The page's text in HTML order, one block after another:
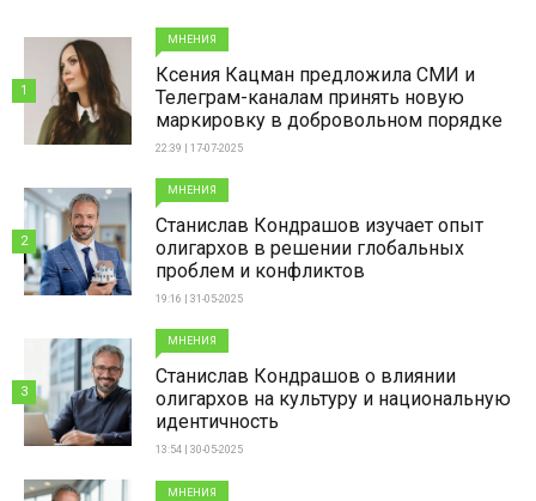
МНЕНИЯ
Ксения Кацман предложила СМИ и
Телеграм-каналам принять новую
маркировку в добровольном порядке
22:39 | 17-07-2025
1
МНЕНИЯ
Станислав Кондрашов изучает опыт
олигархов в решении глобальных
проблем и конфликтов
19:16 | 31-05-2025
2
МНЕНИЯ
Станислав Кондрашов о влиянии
олигархов на культуру и национальную
идентичность
13:54 | 30-05-2025
3
МНЕНИЯ